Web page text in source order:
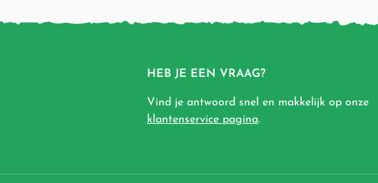
HEB JE EEN VRAAG?
Vind je antwoord snel en makkelijk op onze
klantenservice pagina.